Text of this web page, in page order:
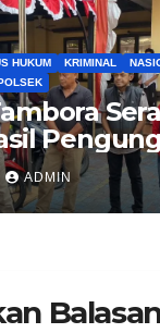
HUKUM KRIMINAL
POLSEK
sah
ADMIN